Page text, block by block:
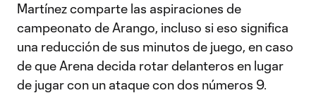
Martínez comparte las aspiraciones de
campeonato de Arango, incluso si eso significa
una reducción de sus minutos de juego, en caso
de que Arena decida rotar delanteros en lugar
de jugar con un ataque con dos números 9.